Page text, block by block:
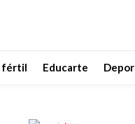
fértil Educarte